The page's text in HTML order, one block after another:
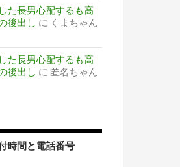
た長男心配するも高
後出し に くまちゃん
た長男心配するも高
後出し に 匿名ちゃん
時間と電話番号